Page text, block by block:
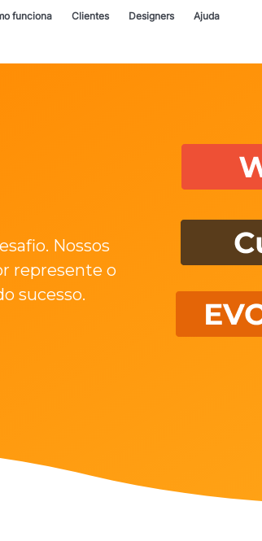
funciona Clientes Designers Ajuda
Nossos
represente o
sucesso.